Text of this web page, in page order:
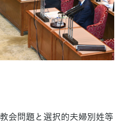
会問題と選択的夫婦別姓等